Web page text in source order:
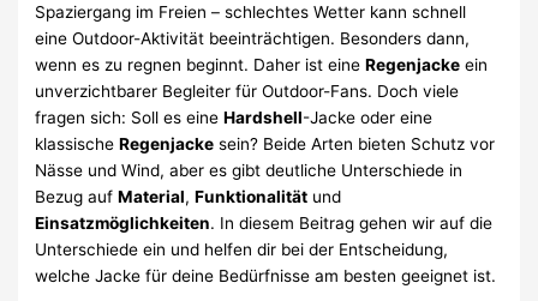
Spaziergang im Freien – schlechtes Wetter kann schnell
eine Outdoor-Aktivität beeinträchtigen. Besonders dann,
wenn es zu regnen beginnt. Daher ist eineRegenjacke ein
unverzichtbarer Begleiter für Outdoor-Fans. Doch viele
fragen sich: Soll es eineHardshell-Jacke oder eine
klassischeRegenjacke sein? Beide Arten bieten Schutz vor
Nässe und Wind, aber es gibt deutliche Unterschiede in
Bezug aufMaterial,Funktionalität und
Einsatzmöglichkeiten. In diesem Beitrag gehen wir auf die
Unterschiede ein und helfen dir bei der Entscheidung,
welche Jacke für deine Bedürfnisse am besten geeignet ist.